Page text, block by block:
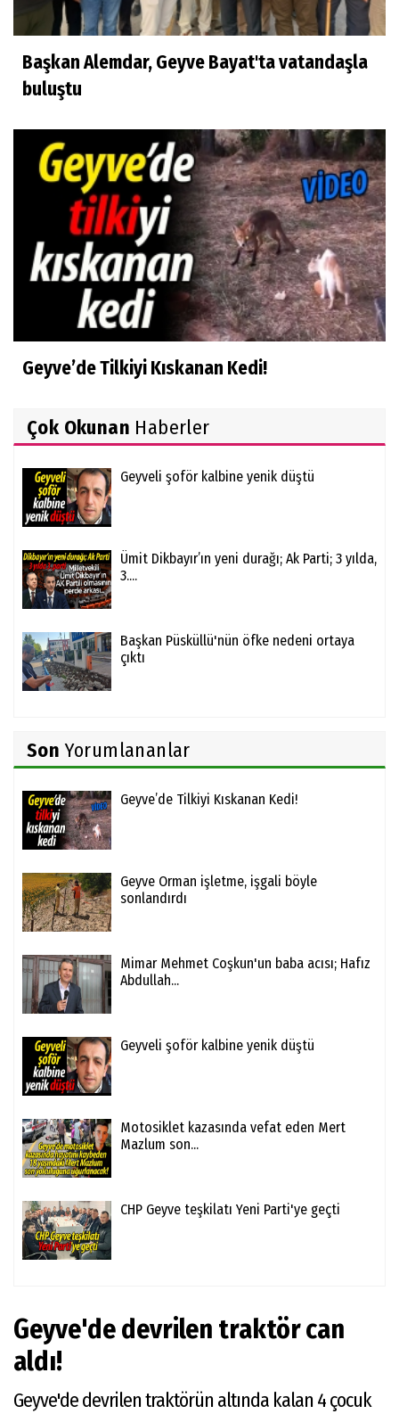
Başkan Alemdar, Geyve Bayat'ta vatandaşla
buluştu
Geyve’de Tilkiyi Kıskanan Kedi!
Çok Okunan Haberler
Geyveli şoför kalbine yenik düştü
Ümit Dikbayır’ın yeni durağı; Ak Parti; 3 yılda,
3....
Başkan Püsküllü'nün öfke nedeni ortaya
çıktı
Son Yorumlananlar
Geyve’de Tilkiyi Kıskanan Kedi!
Geyve Orman işletme, işgali böyle
sonlandırdı
Mimar Mehmet Coşkun'un baba acısı; Hafız
Abdullah...
Geyveli şoför kalbine yenik düştü
Motosiklet kazasında vefat eden Mert
Mazlum son...
CHP Geyve teşkilatı Yeni Parti'ye geçti
Geyve'de devrilen traktör can
aldı!
Geyve'de devrilen traktörün altında kalan 4 çocuk